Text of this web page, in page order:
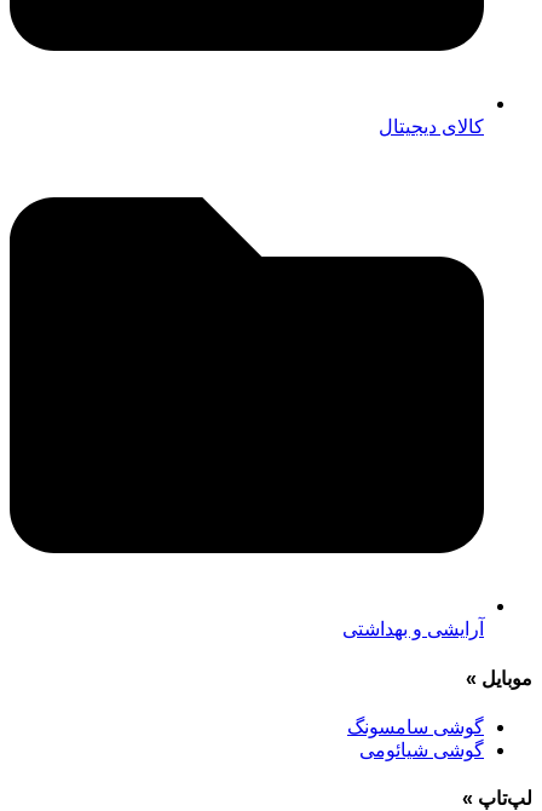
کالای دیجیتال
آرایشی و بهداشتی
موبایل »
گوشی سامسونگ
گوشی شیائومی
لپ‌تاپ »